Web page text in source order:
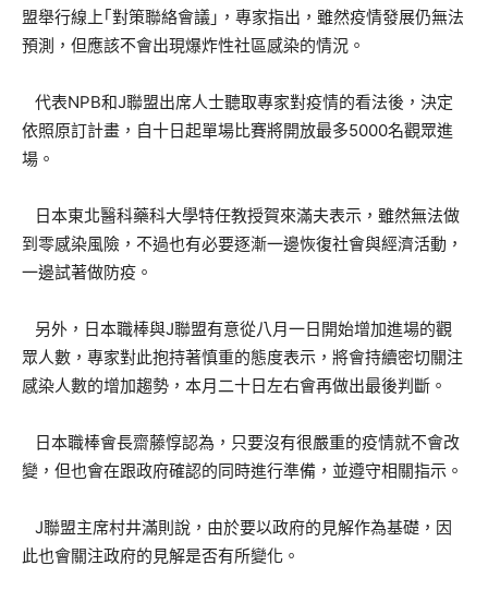
盟舉行線上｢對策聯絡會議｣，專家指出，雖然疫情發展仍無法
預測，但應該不會出現爆炸性社區感染的情況。
代表NPB和J聯盟出席人士聽取專家對疫情的看法後，決定
依照原訂計畫，自十日起單場比賽將開放最多5000名觀眾進
場。
日本東北醫科藥科大學特任教授賀來滿夫表示，雖然無法做
到零感染風險，不過也有必要逐漸一邊恢復社會與經濟活動，
一邊試著做防疫。
另外，日本職棒與J聯盟有意從八月一日開始增加進場的觀
眾人數，專家對此抱持著慎重的態度表示，將會持續密切關注
感染人數的增加趨勢，本月二十日左右會再做出最後判斷。
日本職棒會長齋藤惇認為，只要沒有很嚴重的疫情就不會改
變，但也會在跟政府確認的同時進行準備，並遵守相關指示。
J聯盟主席村井滿則說，由於要以政府的見解作為基礎，因
此也會關注政府的見解是否有所變化。